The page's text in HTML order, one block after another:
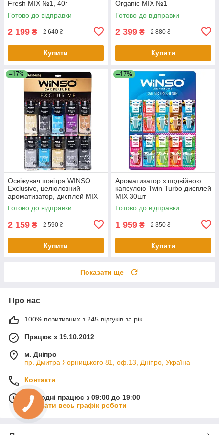
Fresh MIX №1, 40г
Готово до відправки
2 199 ₴ 2 640 ₴
Купити
Organic MIX №1
Готово до відправки
2 399 ₴ 2 880 ₴
Купити
–17%
Освіжувач повітря WINSO
Exclusive, целюлозний
ароматизатор, дисплей MIX
Готово до відправки
2 159 ₴ 2 590 ₴
Купити
–17%
Ароматизатор з подвійною
капсулою Twin Turbo дисплей
MIX 30шт
Готово до відправки
1 959 ₴ 2 350 ₴
Купити
Показати ще
Про нас
100% позитивних з 245 відгуків за рік
Працює з 19.10.2012
м. Дніпро
пр. Дмитра Яорницького 81, оф.13, Дніпро, Україна
Контакти
Сьогодні працює з 09:00 до 19:00
Показати весь графік роботи